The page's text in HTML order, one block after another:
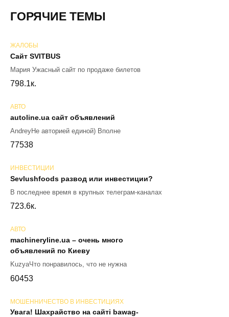
ГОРЯЧИЕ ТЕМЫ
ЖАЛОБЫ
Сайт SVITBUS
Мария Ужасный сайт по продаже билетов
798.1к.
АВТО
autoline.ua сайт объявлений
AndreyНе авторией единой) Вполне
77538
ИНВЕСТИЦИИ
Sevlushfoods развод или инвестиции?
В последнее время в крупных телеграм-каналах
723.6к.
АВТО
machineryline.ua – очень много
объявлений по Киеву
KuzyaЧто понравилось, что не нужна
60453
МОШЕННИЧЕСТВО В ИНВЕСТИЦИЯХ
Увага! Шахрайство на сайті bawag-